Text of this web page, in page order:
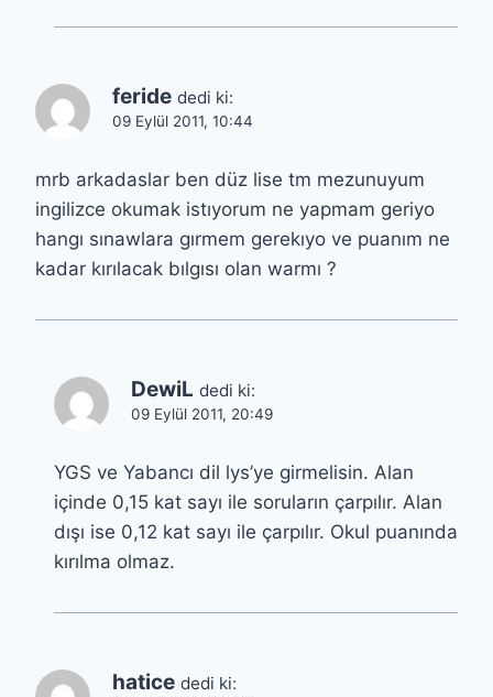
feride dedi ki:
09 Eylül 2011, 10:44
mrb arkadaslar ben düz lise tm mezunuyum
ingilizce okumak istıyorum ne yapmam geriyo
hangı sınawlara gırmem gerekıyo ve puanım ne
kadar kırılacak bılgısı olan warmı ?
DewiL dedi ki:
09 Eylül 2011, 20:49
YGS ve Yabancı dil lys’ye girmelisin. Alan
içinde 0,15 kat sayı ile soruların çarpılır. Alan
dışı ise 0,12 kat sayı ile çarpılır. Okul puanında
kırılma olmaz.
hatice dedi ki: